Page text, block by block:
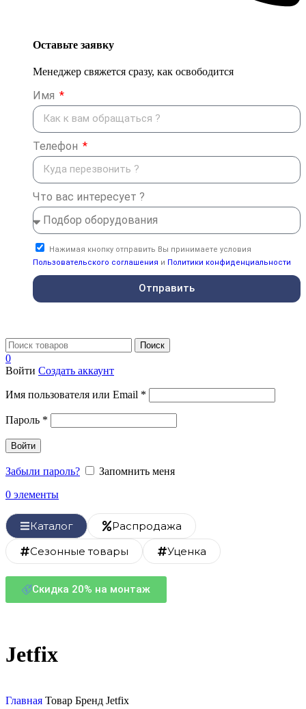
Оставьте заявку
Менеджер свяжется сразу, как освободится
Имя
Телефон
Что вас интересует ?
Нажимая кнопку отправить Вы принимаете условия
Пользовательского соглашения и Политики конфиденциальности
Отправить
Поиск
0
Войти Создать аккаунт
Имя пользователя или Email *
Пароль *
Войти
Забыли пароль?
Запомнить меня
0 элементы
Каталог
Распродажа
Сезонные товары
Уценка
Скидка 20% на монтаж
Jetfix
Главная Товар Бренд Jetfix